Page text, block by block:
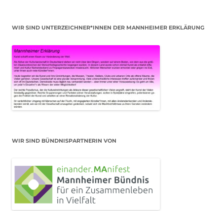
WIR SIND UNTERZEICHNER*INNEN DER MANNHEIMER ERKLÄRUNG
WIR SIND BÜNDNISPARTNERIN VON